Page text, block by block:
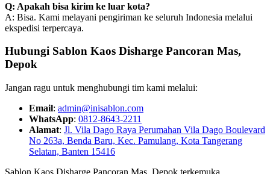
Q: Apakah bisa kirim ke luar kota?
A: Bisa. Kami melayani pengiriman ke seluruh Indonesia melalui
ekspedisi terpercaya.
Hubungi Sablon Kaos Disharge Pancoran Mas,
Depok
Jangan ragu untuk menghubungi tim kami melalui:
Email: admin@inisablon.com
WhatsApp: 0812-8643-2211
Alamat: Jl. Vila Dago Raya Perumahan Vila Dago Boulevard
No 263a, Benda Baru, Kec. Pamulang, Kota Tangerang
Selatan, Banten 15416